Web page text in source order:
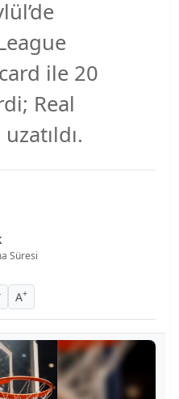
ile 20
Real
Süresi
A+